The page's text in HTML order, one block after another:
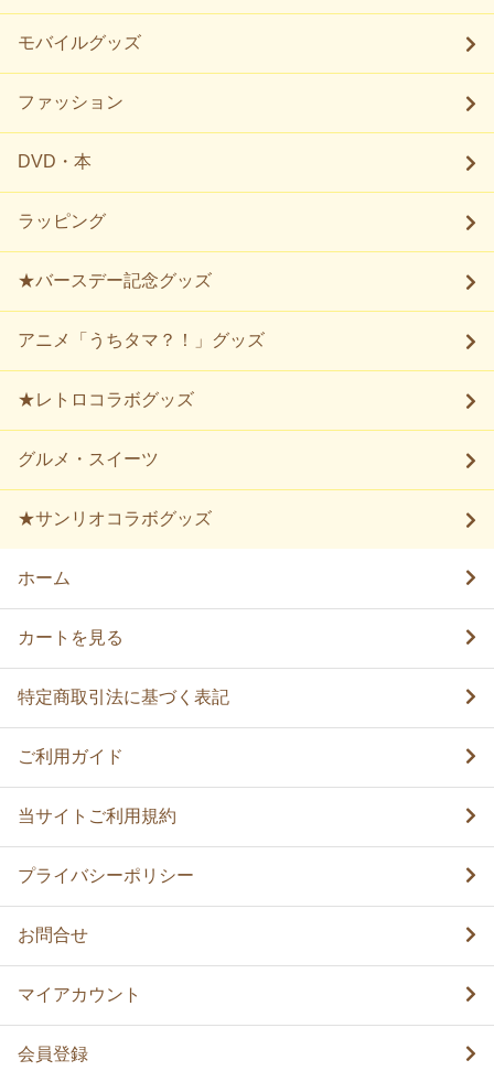
モバイルグッズ
ファッション
DVD・本
ラッピング
★バースデー記念グッズ
アニメ「うちタマ？！」グッズ
★レトロコラボグッズ
グルメ・スイーツ
★サンリオコラボグッズ
ホーム
カートを見る
特定商取引法に基づく表記
ご利用ガイド
当サイトご利用規約
プライバシーポリシー
お問合せ
マイアカウント
会員登録